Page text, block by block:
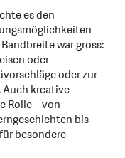
es den
war gross:
oder
oder zur
kreative
Rolle – von
bis
besondere